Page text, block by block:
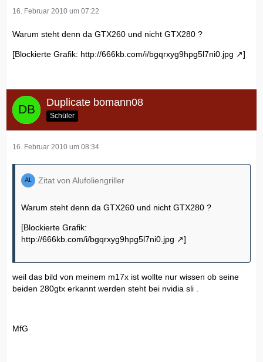
16. Februar 2010 um 07:22
Warum steht denn da GTX260 und nicht GTX280 ?
[Blockierte Grafik: http://666kb.com/i/bgqrxyg9hpg5l7ni0.jpg ]
Duplicate bomann08
Schüler
16. Februar 2010 um 08:34
Zitat von Alufoliengriller
Warum steht denn da GTX260 und nicht GTX280 ?
[Blockierte Grafik:
http://666kb.com/i/bgqrxyg9hpg5l7ni0.jpg
]
weil das bild von meinem m17x ist wollte nur wissen ob seine
beiden 280gtx erkannt werden steht bei nvidia sli .
MfG